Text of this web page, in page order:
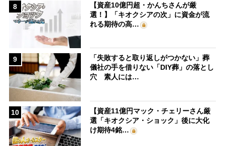
8
【資産10億円超・かんちさんが厳
選！】「キオクシアの次」に資金が流
れる期待の高…
9
「失敗すると取り返しがつかない」葬
儀社の手を借りない「DIY葬」の落とし
穴 素人には…
10
【資産11億円マック・チェリーさん厳
選「キオクシア・ショック」後に大化
け期待4銘…